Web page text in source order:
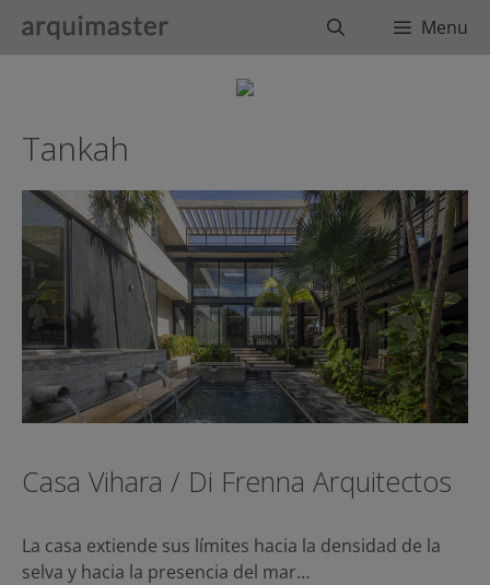
BuscarMenu
Tankah
Casa Vihara / Di Frenna Arquitectos
La casa extiende sus límites hacia la densidad de la
selva y hacia la presencia del mar…